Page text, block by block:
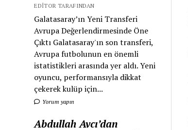
EDITOR TARAFINDAN
Galatasaray’ın Yeni Transferi
Avrupa Değerlendirmesinde Öne
Çıktı Galatasaray'ın son transferi,
Avrupa futbolunun en önemli
istatistikleri arasında yer aldı. Yeni
oyuncu, performansıyla dikkat
çekerek kulüp için...
Yorum yapın
Abdullah Avcı’dan